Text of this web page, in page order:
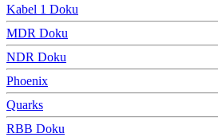
Kabel 1 Doku
MDR Doku
NDR Doku
Phoenix
Quarks
RBB Doku